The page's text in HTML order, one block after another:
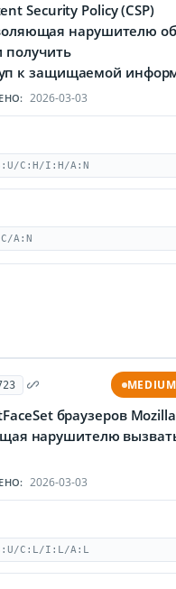
Security Policy (CSP)
нарушителю
получить
к защищаемой
2026-03-03
C:H/I:H/A:N
A:N
MEDIUM
браузеров Mozilla
нарушителю
2026-03-03
C:L/I:L/A:L